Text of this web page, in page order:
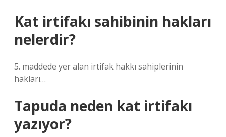
Kat irtifakı sahibinin hakları
nelerdir?
5. maddede yer alan irtifak hakkı sahiplerinin
hakları…
Tapuda neden kat irtifakı
yazıyor?